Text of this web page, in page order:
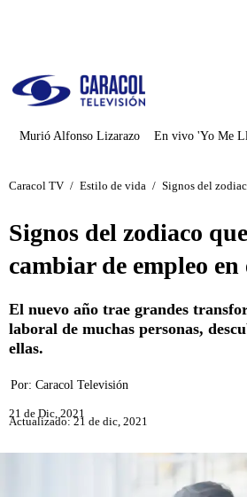
Murió Alfonso Lizarazo En vivo 'Yo Me
Caracol TV / Estilo de vida / Signos del
Signos del zodiaco
cambiar de empleo en
El nuevo año trae grandes
laboral de muchas personas,
ellas.
Por: Caracol Televisión
21 de Dic, 2021
Actualizado: 21 de dic, 2021